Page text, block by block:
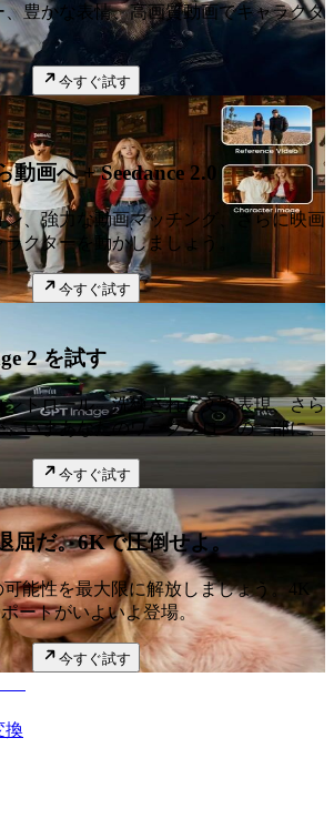
、豊かな表情、高画質動画でキャラクタ
今すぐ試す
画へ + Seedance 2.0
、強力な動画マッチング、さらに映画
クターを動かしましょう。
今すぐ試す
2 を試す
トロール、洗練された文字表現、さら
いまあなたのワークフローの一部に。
今すぐ試す
屈だ。6Kで圧倒せよ。
可能性を最大限に解放しましょう。4K
ートがいよいよ登場。
今すぐ試す
換